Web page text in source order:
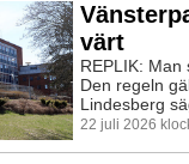
värt
REPLIK:
Den regeln
Lindesberg
22 juli 2026